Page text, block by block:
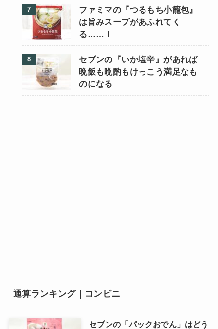
ファミマの『つるもち小籠包』
は旨みスープがあふれてく
る……！
セブンの『いか塩辛』があれば
晩飯も晩酌もけっこう満足なも
のになる
通算ランキング｜コンビニ
セブンの「パックおでん」はどう